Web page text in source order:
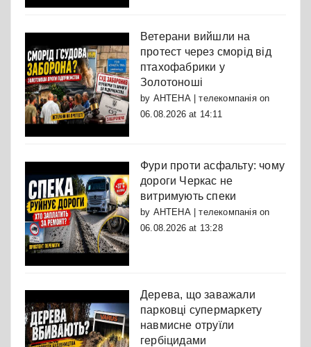
Ветерани вийшли на
протест через сморід від
птахофабрики у
Золотоноші
by АНТЕНА | телекомпаніяon
06.08.2026 at 14:11
Фури проти асфальту: чому
дороги Черкас не
витримують спеки
by АНТЕНА | телекомпаніяon
06.08.2026 at 13:28
Дерева, що заважали
парковці супермаркету
навмисне отруїли
гербіцидами